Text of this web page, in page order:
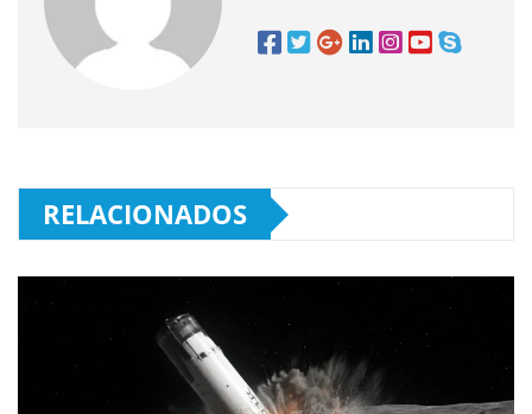
RELACIONADOS